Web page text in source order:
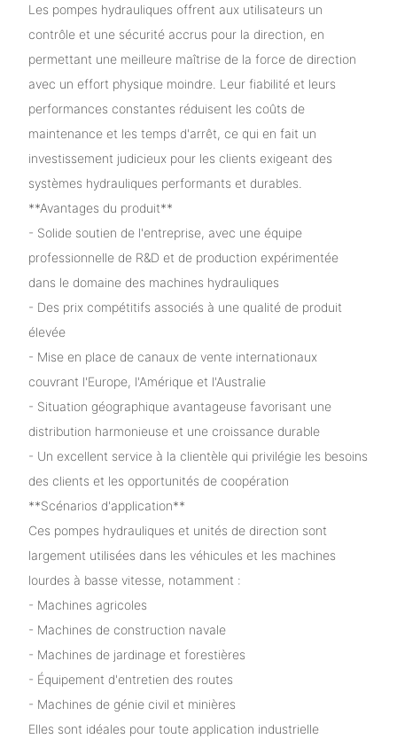
Les pompes hydrauliques offrent aux utilisateurs un
contrôle et une sécurité accrus pour la direction, en
permettant une meilleure maîtrise de la force de direction
avec un effort physique moindre. Leur fiabilité et leurs
performances constantes réduisent les coûts de
maintenance et les temps d'arrêt, ce qui en fait un
investissement judicieux pour les clients exigeant des
systèmes hydrauliques performants et durables.
**Avantages du produit**
- Solide soutien de l'entreprise, avec une équipe
professionnelle de R&D et de production expérimentée
dans le domaine des machines hydrauliques
- Des prix compétitifs associés à une qualité de produit
élevée
- Mise en place de canaux de vente internationaux
couvrant l'Europe, l'Amérique et l'Australie
- Situation géographique avantageuse favorisant une
distribution harmonieuse et une croissance durable
- Un excellent service à la clientèle qui privilégie les besoins
des clients et les opportunités de coopération
**Scénarios d'application**
Ces pompes hydrauliques et unités de direction sont
largement utilisées dans les véhicules et les machines
lourdes à basse vitesse, notamment :
- Machines agricoles
- Machines de construction navale
- Machines de jardinage et forestières
- Équipement d'entretien des routes
- Machines de génie civil et minières
Elles sont idéales pour toute application industrielle